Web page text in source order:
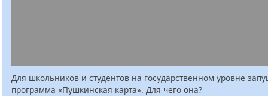
Для школьников и студентов на государственном уровне
программа «Пушкинская карта». Для чего она?